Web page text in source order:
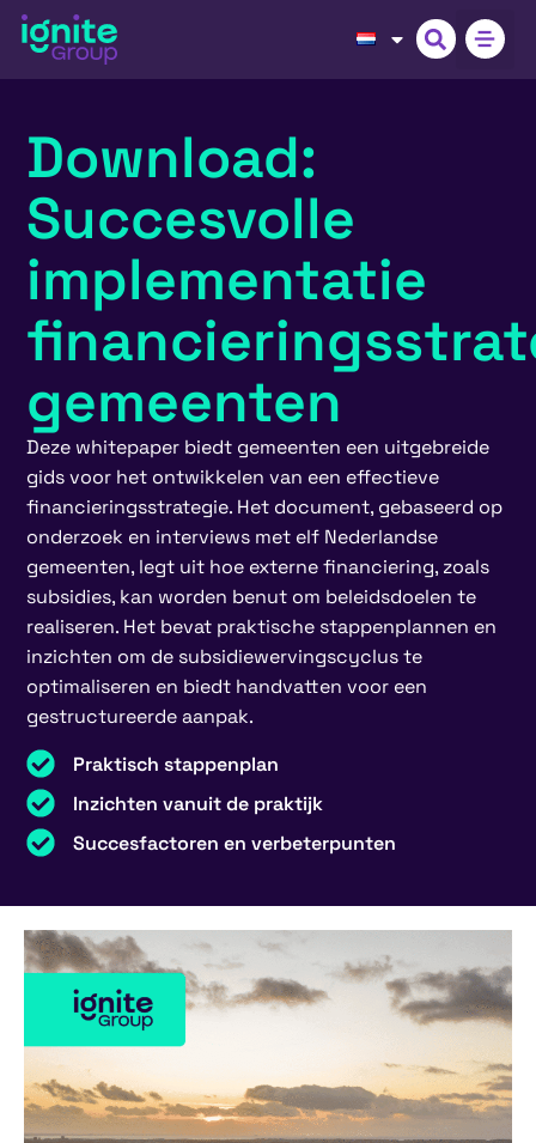
Download:
Succesvolle
implementatie
gemeenten
Deze whitepaper biedt gemeenten een uitgebreide
gids voor het ontwikkelen van een effectieve
financieringsstrategie. Het document, gebaseerd op
onderzoek en interviews met elf Nederlandse
gemeenten, legt uit hoe externe financiering, zoals
subsidies, kan worden benut om beleidsdoelen te
realiseren. Het bevat praktische stappenplannen en
inzichten om de subsidiewervingscyclus te
optimaliseren en biedt handvatten voor een
gestructureerde aanpak.
Praktisch stappenplan
Inzichten vanuit de praktijk
Succesfactoren en verbeterpunten